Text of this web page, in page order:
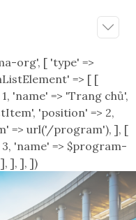
org', [ 'type' =>
=> [ [
'name' => 'Trang chủ',
'position' => 2,
=> url('/program'), ], [
'name' => $program-
], ], ])